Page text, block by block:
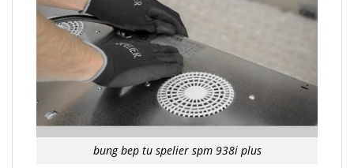
bung bep tu spelier spm 938i plus